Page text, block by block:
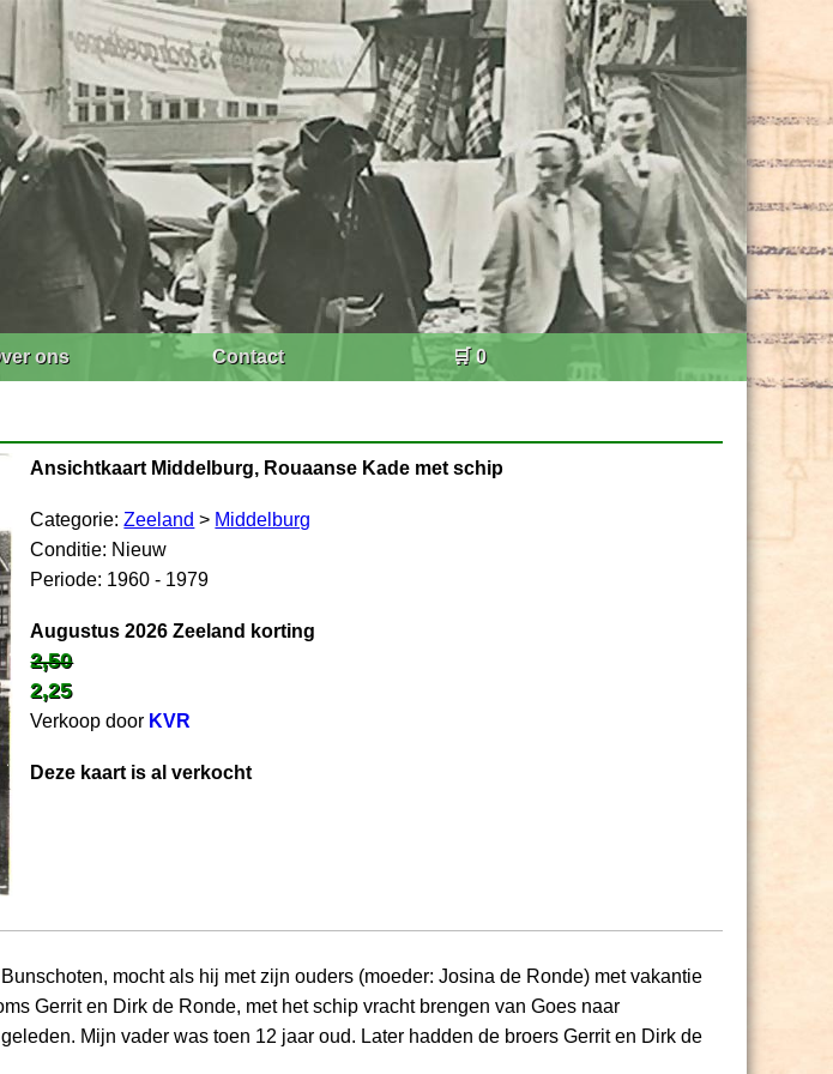
ons Contact 🛒 0
Ansichtkaart Middelburg, Rouaanse Kade met schip
Categorie:Zeeland > Middelburg
Conditie: Nieuw
Periode: 1960 - 1979
Augustus 2026 Zeeland korting
2,50
2,25
Verkoop door KVR
Deze kaart is al verkocht
mocht als hij met zijn ouders (moeder: Josina de Ronde) met vakantie
Gerrit en Dirk de Ronde, met het schip vracht brengen van Goes naar
Mijn vader was toen 12 jaar oud. Later hadden de broers Gerrit en Dirk de